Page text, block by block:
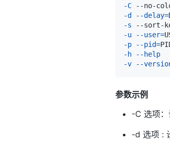
-C
-d
--delay=
-s --sort-
-u
--user=
-p
--pid=
-h
--help
-v
--
参数示例
-C 选项：
-d 选项 :